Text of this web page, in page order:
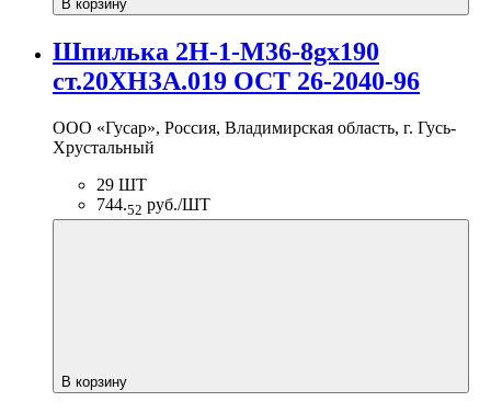
В корзину
Шпилька 2Н-1-М36-8gх190
ст.20ХНЗА.019 ОСТ 26-2040-96
ООО «Гусар», Россия, Владимирская область, г. Гусь-
Хрустальный
29 ШТ
744.52 руб./ШТ
В корзину